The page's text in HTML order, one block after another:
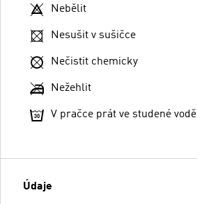
Nebělit
Nesušit v sušičce
Nečistit chemicky
Nežehlit
V pračce prát ve studené vodě
Údaje